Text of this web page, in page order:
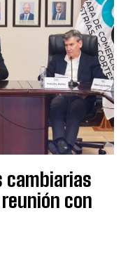
cambiarias
con